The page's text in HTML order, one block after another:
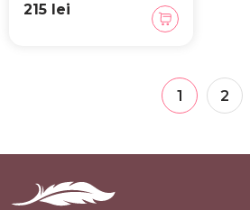
215 lei
1 2